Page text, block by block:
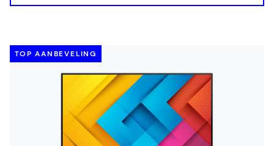
TOP AANBEVELING